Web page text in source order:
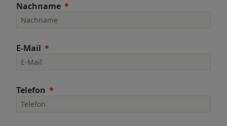
Nachname
E-Mail
Telefon